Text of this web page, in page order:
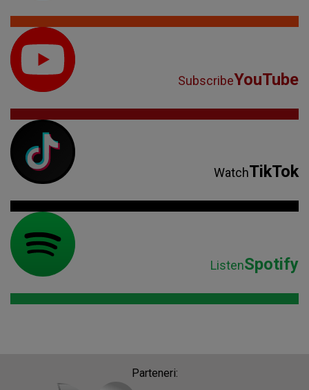
SubscribeYouTube
WatchTikTok
ListenSpotify
Parteneri: